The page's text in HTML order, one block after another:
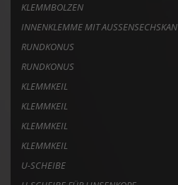
KLEMMBOLZEN
INNENKLEMME MIT AUSSENSECHSKANT
RUNDKONUS
RUNDKONUS
KLEMMKEIL
KLEMMKEIL
KLEMMKEIL
KLEMMKEIL
U-SCHEIBE